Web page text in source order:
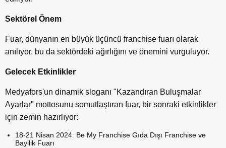
Sektörel Önem
Fuar, dünyanın en büyük üçüncü franchise fuarı olarak
anılıyor, bu da sektördeki ağırlığını ve önemini vurguluyor.
Gelecek Etkinlikler
Medyafors'un dinamik sloganı "Kazandıran Buluşmalar
Ayarlar" mottosunu somutlaştıran fuar, bir sonraki etkinlikler
için zemin hazırlıyor:
18-21 Nisan 2024: Be My Franchise Gıda Dışı Franchise ve
Bayilik Fuarı